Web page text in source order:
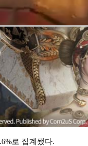
로 집계됐다.